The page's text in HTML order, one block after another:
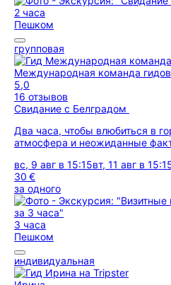
2 часа
Пешком
групповая
Международная команда гидов
5,0
16 отзывов
Свидание с Белградом
Два часа, чтобы влюбиться в
атмосфера и неожиданные
вс, 9 авг в 15:15вт, 11 авг в
30 €
за одного
3 часа
Пешком
индивидуальная